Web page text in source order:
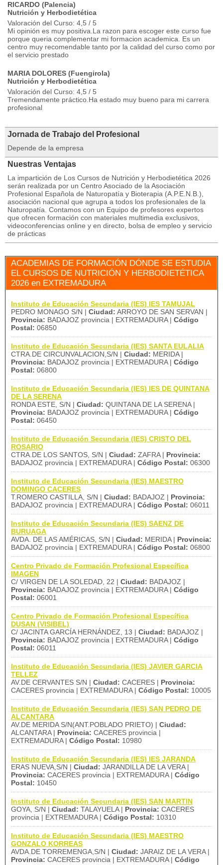
RICARDO (Palencia)
Nutrición y Herbodietética
Valoración del Curso: 4,5 / 5
Mi opinión es muy positiva.La razon para escoger este curso fue
porque queria complementar mi formacion academica. Es un
centro muy recomendable tanto por la calidad del curso como por
el servicio prestado
MARIA DOLORES (Fuengirola)
Nutrición y Herbodietética
Valoración del Curso: 4,5 / 5
Tremendamente práctico.Ha estado muy bueno para mi carrera
profesional
Jornada de Trabajo del Profesional
Depende de la empresa
Nuestras Ventajas
La impartición de Los Cursos de Nutrición y Herbodietética 2026
serán realizada por un Centro Asociado de la Asociación
Profesional Española de Naturopatía y Bioterapia (A.P.E.N.B.),
asociación nacional que agrupa a todos los profesionales de la
Naturopatía. Contamos con un Equipo de profesores expertos
que ofrecen formación con materiales multimedia exclusivos,
videoconferencias online y en directo, bolsa de empleo y servicio
de prácticas
ACADEMIAS DE FORMACIÓN DÓNDE SE ESTUDIA
EL CURSOS DE NUTRICIÓN Y HERBODIETÉTICA
2026 en EXTREMADURA
Instituto de Educación Secundaria (IES) IES TAMUJAL
PEDRO MONAGO S/N | Ciudad: ARROYO DE SAN SERVAN |
Provincia: BADAJOZ provincia | EXTREMADURA | Código
Postal: 06850
Instituto de Educación Secundaria (IES) SANTA EULALIA
CTRA.DE CIRCUNVALACION,S/N | Ciudad: MERIDA |
Provincia: BADAJOZ provincia | EXTREMADURA | Código
Postal: 06800
Instituto de Educación Secundaria (IES) IES DE QUINTANA
DE LA SERENA
RONDA ESTE, S/N | Ciudad: QUINTANA DE LA SERENA |
Provincia: BADAJOZ provincia | EXTREMADURA | Código
Postal: 06450
Instituto de Educación Secundaria (IES) CRISTO DEL
ROSARIO
CTRA.DE LOS SANTOS, S/N | Ciudad: ZAFRA | Provincia:
BADAJOZ provincia | EXTREMADURA | Código Postal: 06300
Instituto de Educación Secundaria (IES) MAESTRO
DOMINGO CACERES
T.ROMERO CASTILLA, S/N | Ciudad: BADAJOZ | Provincia:
BADAJOZ provincia | EXTREMADURA | Código Postal: 06011
Instituto de Educación Secundaria (IES) SAENZ DE
BURUAGA
AVDA. DE LAS AMÉRICAS, S/N | Ciudad: MERIDA | Provincia:
BADAJOZ provincia | EXTREMADURA | Código Postal: 06800
Centro Privado de Formación Profesional Específica
IMAGEN
C/ VIRGEN DE LA SOLEDAD, 22 | Ciudad: BADAJOZ |
Provincia: BADAJOZ provincia | EXTREMADURA | Código
Postal: 06001
Centro Privado de Formación Profesional Específica
DUSAN (VISIBEL)
C/ JACINTA GARCÍA HERNÁNDEZ, 13 | Ciudad: BADAJOZ |
Provincia: BADAJOZ provincia | EXTREMADURA | Código
Postal: 06011
Instituto de Educación Secundaria (IES) JAVIER GARCIA
TELLEZ
AV.DE CERVANTES S/N | Ciudad: CACERES | Provincia:
CACERES provincia | EXTREMADURA | Código Postal: 10005
Instituto de Educación Secundaria (IES) SAN PEDRO DE
ALCANTARA
AV.DE MERIDA S/N(ANT.POBLADO PRIETO) | Ciudad:
ALCANTARA | Provincia: CACERES provincia |
EXTREMADURA | Código Postal: 10980
Instituto de Educación Secundaria (IES) IES JARANDA
ERAS NUEVA,S/N | Ciudad: JARANDILLA DE LA VERA |
Provincia: CACERES provincia | EXTREMADURA | Código
Postal: 10450
Instituto de Educación Secundaria (IES) SAN MARTIN
GOYA, S/N | Ciudad: TALAYUELA | Provincia: CACERES
provincia | EXTREMADURA | Código Postal: 10310
Instituto de Educación Secundaria (IES) MAESTRO
GONZALO KORREAS
AVDA.DE TORREMENGA,S/N | Ciudad: JARAIZ DE LA VERA |
Provincia: CACERES provincia | EXTREMADURA | Código